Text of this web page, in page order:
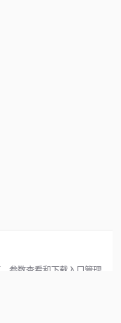
参数查看和下载入口管理。